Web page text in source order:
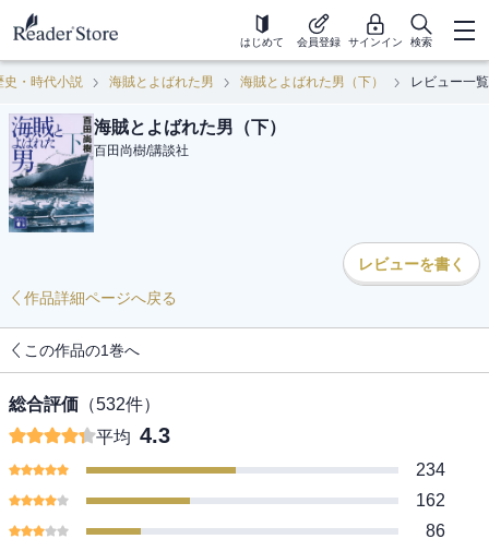
はじめて 会員登録 サインイン 検索
史・時代小説 海賊とよばれた男 海賊とよばれた男（下） レビュー一覧
海賊とよばれた男（下）
百田尚樹/講談社
レビューを書く
作品詳細ページへ戻る
この作品の1巻へ
総合評価 （532件）
平均 4.3
234
162
86